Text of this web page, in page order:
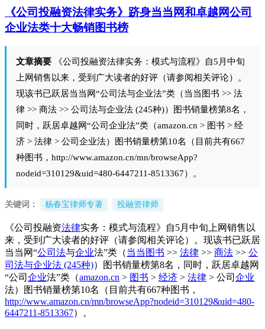
《公司投融资法律实务》跻身当当网和卓越网公司
企业法类十大畅销图书榜
文章摘要 《公司投融资法律实务：模式与流程》自5月中旬
上网销售以来，受到广大读者的好评（请参阅相关评论）。
现该书已跃居当当网“公司法与企业法”类（当当图书 >> 法
律 >> 商法 >> 公司法与企业法 (245种)）图书销量榜第8名，
同时，跃居卓越网“公司企业法”类（amazon.cn > 图书 > 经
济 > 法律 > 公司企业法）图书销量榜第10名（目前共有667
种图书，http://www.amazon.cn/mn/browseApp?
nodeid=310129&uid=480-6447211-8513367）。
关键词： 杨春宝律师专著 投融资律师
《公司投融资法律实务：模式与流程》自5月中旬上网销售以
来，受到广大读者的好评（请参阅相关评论）。现该书已跃居
当当网“公司法与企业法”类（当当图书 >> 法律 >> 商法 >> 公
司法与企业法 (245种)）图书销量榜第8名，同时，跃居卓越网
“公司 企业法”类（amazon.cn > 图书 > 经济 > 法律 > 公司 企业
法）图书销量榜第10名（目前共有667种图书，
http://www.amazon.cn/mn/browseApp?nodeid=310129&uid=480-
6447211-8513367）。